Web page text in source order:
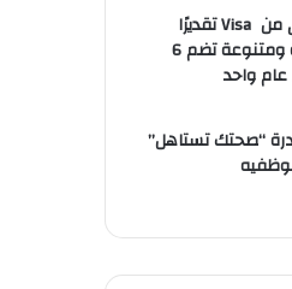
بنك مصر يحصل على درع تكريمي من Visa تقديرًا
لنجاحه في إطلاق باقة متكاملة ومتنوعة تضم 6
واحد
“صحتك تستاهل”